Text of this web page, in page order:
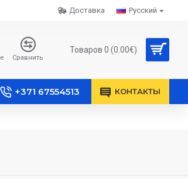
Русский
Доставка
Сравнить
Товаров 0 (0.00€)
+371 67554513 КОНТАКТЫ